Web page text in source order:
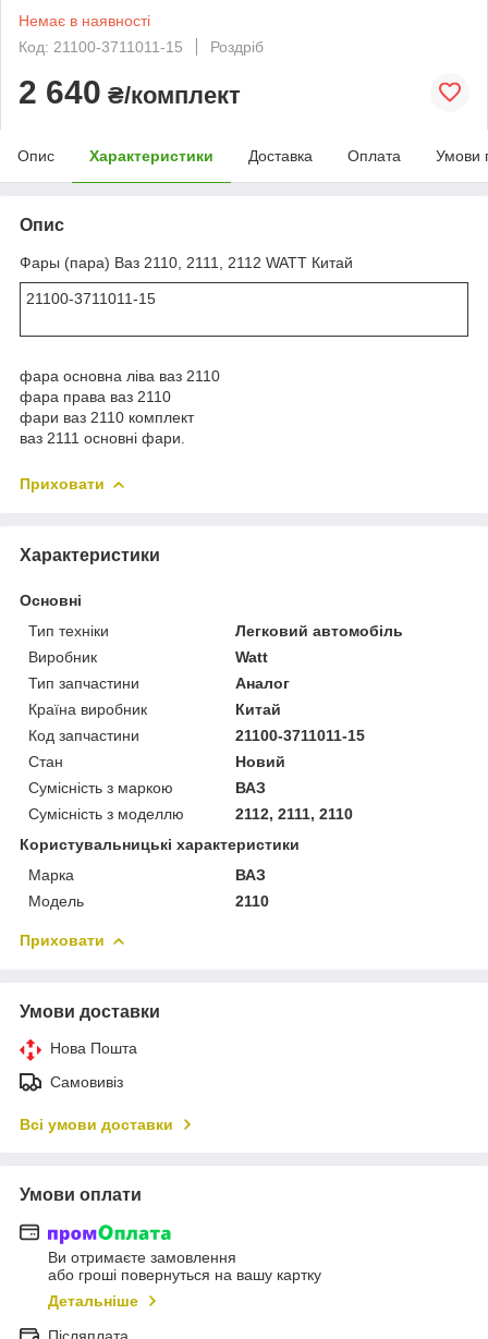
Немає в наявності
Код: 21100-3711011-15
Роздріб
2 640 ₴/комплект
Опис Характеристики Доставка Оплата Умови
Опис
Фары (пара) Ваз 2110, 2111, 2112 WATT Китай
21100-3711011-15
фара основна ліва ваз 2110
фара права ваз 2110
фари ваз 2110 комплект
ваз 2111 основні фари.
Приховати
Характеристики
Основні
Тип техніки
Легковий автомобіль
Виробник
Watt
Тип запчастини
Аналог
Країна виробник
Китай
Код запчастини
21100-3711011-15
Стан
Новий
Сумісність з маркою
ВАЗ
Сумісність з моделлю
2112, 2111, 2110
Користувальницькі характеристики
Марка
ВАЗ
Модель
2110
Приховати
Умови доставки
Нова Пошта
Самовивіз
Всі умови доставки
Умови оплати
Ви отримаєте замовлення
або гроші повернуться на вашу картку
Детальніше